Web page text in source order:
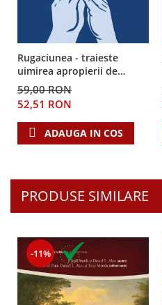
Rugaciunea - traieste
uimirea apropierii de
Dumnezeu
59,00 RON
52,51 RON
ADAUGA IN COS
PRODUSE SIMILARE
-11%